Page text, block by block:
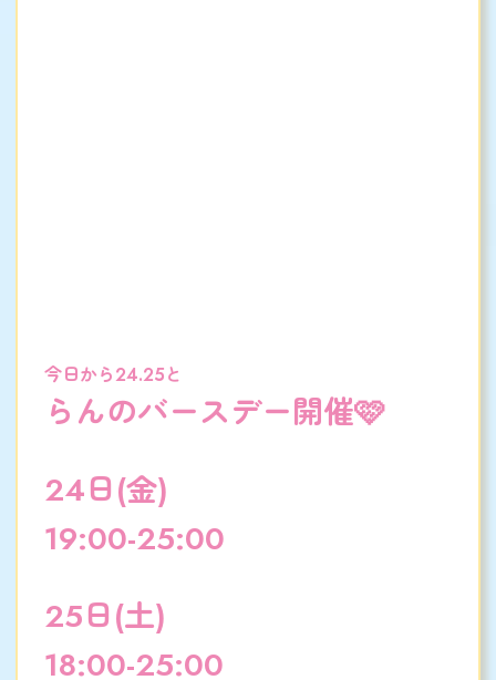
今日から24.25と
らんのバースデー開催🩷
24日(金)
19:00-25:00
25日(土)
18:00-25:00